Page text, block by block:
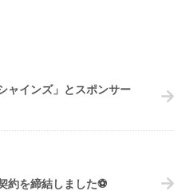
ャインズ」とスポンサー
約を締結しました⚽